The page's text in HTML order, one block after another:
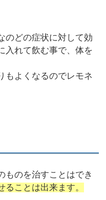
のどの症状に対して効
入れて飲む事で、体を
もよくなるのでレモネ
ものを治すことはでき
ることは出来ます。